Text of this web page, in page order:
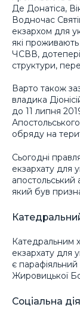
Де Донатіса,
Водночас
екзархом для
які проживають
ЧСВВ,
структури,
Варто також
владика
до 11 липня
Апостольського
обряду на
Сьогодні
екзархату для
апостольський
який був
Катедральним
екзархату для
є парафіяльний
Жировицької
Соціальна